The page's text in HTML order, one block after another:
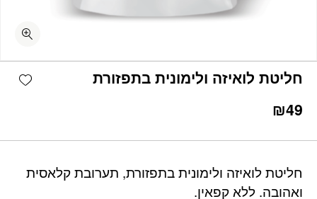
חליטת לואיזה ולימונית בתפזורת
₪49
חליטת לואיזה ולימונית בתפזורת, תערובת קלאסית
ואהובה. ללא קפאין.
כמות חליטת לואיזה ולימונית בתפזורת